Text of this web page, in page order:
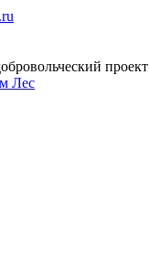
проект